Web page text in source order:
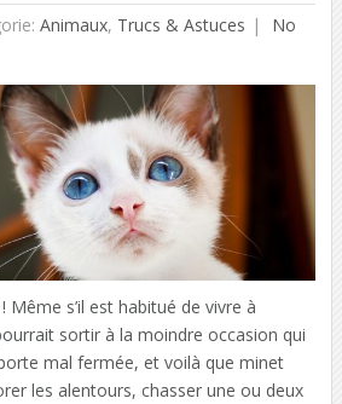
Animaux, Trucs & Astuces
No
Même s’il est habitué de vivre à
sortir à la moindre occasion qui
mal fermée, et voilà que minet
les alentours, chasser une ou deux